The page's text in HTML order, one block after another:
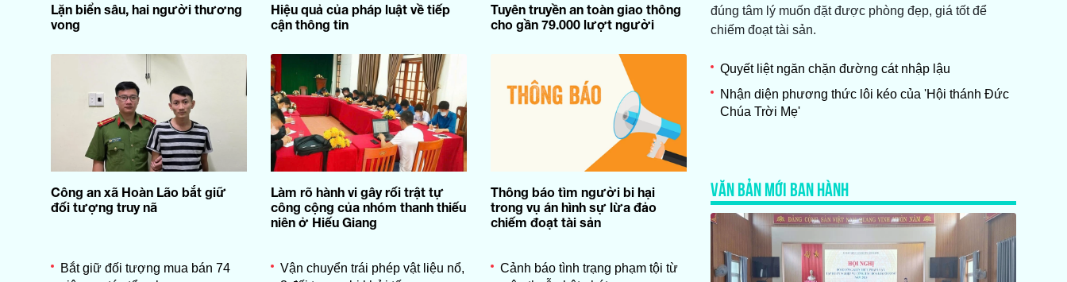
Lặn biển sâu, hai người thương
vong
Hiệu quả của pháp luật về tiếp
cận thông tin
Tuyên truyền an toàn giao thông
cho gần 79.000 lượt người
Công an xã Hoàn Lão bắt giữ
đối tượng truy nã
Làm rõ hành vi gây rối trật tự
công cộng của nhóm thanh thiếu
niên ở Hiếu Giang
Thông báo tìm người bi hại
trong vụ án hình sự lừa đảo
chiếm đoạt tài sản
Bắt giữ đối tượng mua bán 74
Vận chuyển trái phép vật liệu nổ,
Cảnh báo tình trạng phạm tội từ
đúng tâm lý muốn đặt được phòng đẹp, giá tốt để
chiếm đoạt tài sản.
Quyết liệt ngăn chặn đường cát nhập lậu
Nhận diện phương thức lôi kéo của 'Hội thánh Đức
Chúa Trời Mẹ'
VĂN BẢN MỚI BAN HÀNH